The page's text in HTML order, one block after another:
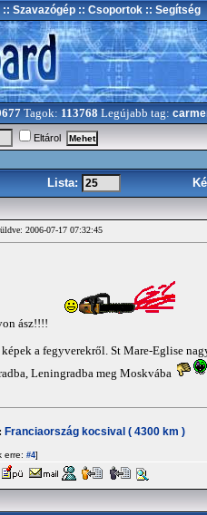
:: Szavazógép :: Csoportok :: Segítség
Tagok: 113768 Legújabb tag:
Eltárol
Lista:
2006-07-17 07:32:45
ász!!!!
képek a fegyverekről. St Mare-Eglise
Leningradba meg Moskvába
Franciaország kocsival ( 4300 km )
erre: #4]